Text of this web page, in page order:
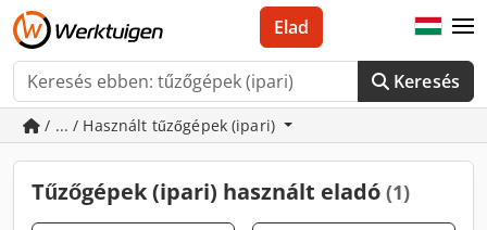
Keresés
Elad
/ ... / Használt tűzőgépek (ipari)
Tűzőgépek (ipari) használt eladó (1)